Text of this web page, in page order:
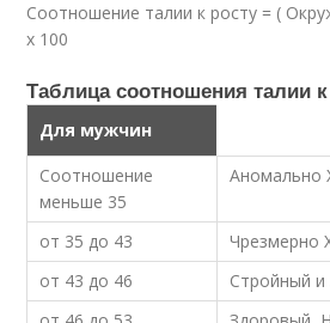
Соотношение талии к росту = (
x 100
Таблица соотношения талии
Для мужчин
Соотношение
меньше 35
Аномально
от 35 до 43
Чрезмерно
от 43 до 46
Стройный